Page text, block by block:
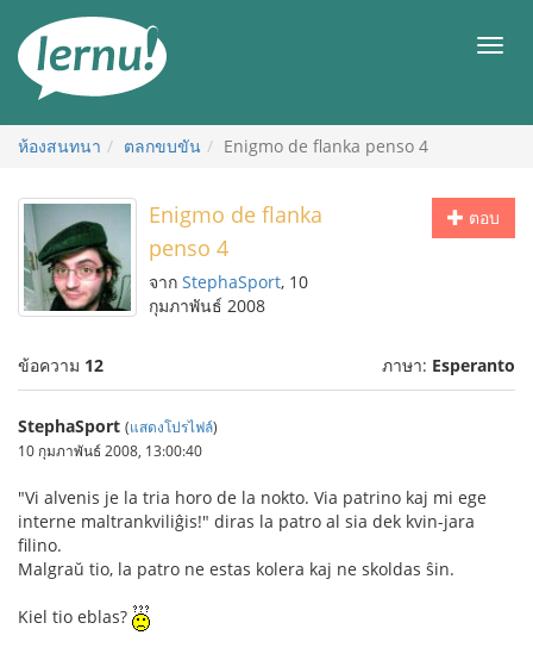
สารบัญ
เมนู
ห้องสนทนา ตลกขบขัน Enigmo de flanka penso 4
ตอบ
Enigmo de flanka
penso 4
จาก StephaSport, 10
กุมภาพันธ์ 2008
ข้อความ 12 ภาษา: Esperanto
StephaSport (แสดงโปรไฟล์)
10 กุมภาพันธ์ 2008, 13:00:40
"Vi alvenis je la tria horo de la nokto. Via patrino kaj mi ege
interne maltrankviliĝis!" diras la patro al sia dek kvin-jara
filino.
Malgraŭ tio, la patro ne estas kolera kaj ne skoldas ŝin.
Kiel tio eblas?